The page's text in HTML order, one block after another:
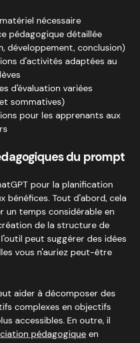
nécessaire
pédagogique détaillée
développement, conclusion)
d'activités adaptées au
d'évaluation variées
sommatives)
pour les apprenants aux
du prompt
pour la planification
bénéfices. Tout d'abord, cela
un temps considérable en
de la structure de
l'outil peut suggérer des idées
vous n'auriez peut-être
aider à décomposer des
complexes en objectifs
accessibles. En outre, il
pédagogique en